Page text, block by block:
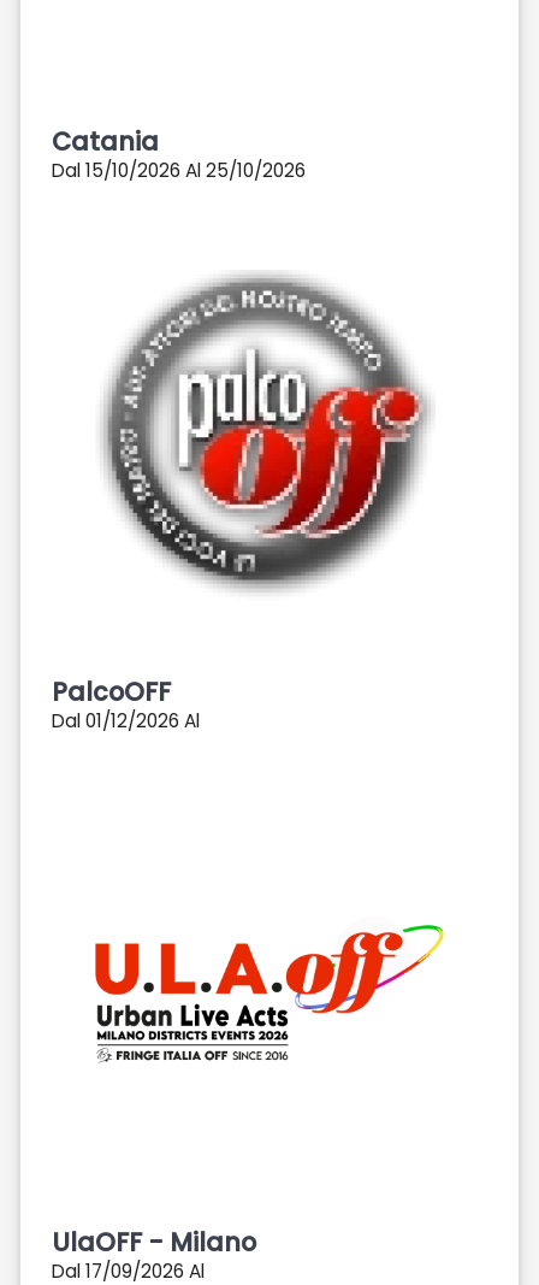
Catania
Dal 15/10/2026 Al 25/10/2026
PalcoOFF
Dal 01/12/2026 Al
UlaOFF - Milano
Dal 17/09/2026 Al